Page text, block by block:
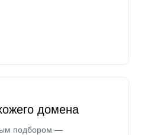
домена
подбором —